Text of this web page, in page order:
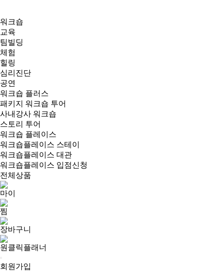
워크숍
교육
팀빌딩
체험
힐링
심리진단
공연
워크숍 플러스
패키지 워크숍 투어
사내강사 워크숍
스토리 투어
워크숍 플레이스
워크숍플레이스 스테이
워크숍플레이스 대관
워크숍플레이스 입점신청
전체상품
마이
찜
장바구니
원클릭플래너
회원가입